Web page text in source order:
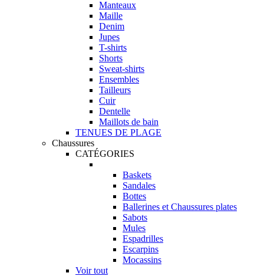
Manteaux
Maille
Denim
Jupes
T-shirts
Shorts
Sweat-shirts
Ensembles
Tailleurs
Cuir
Dentelle
Maillots de bain
TENUES DE PLAGE
Chaussures
CATÉGORIES
Baskets
Sandales
Bottes
Ballerines et Chaussures plates
Sabots
Mules
Espadrilles
Escarpins
Mocassins
Voir tout